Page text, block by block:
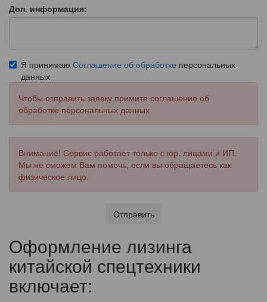
Доп. информация:
Я принимаю Соглашение об обработке персональных
данных
Чтобы отправить заявку примите соглашение об
обработке персональных данных
Внимание! Сервис работает только с юр. лицами и ИП.
Мы не сможем Вам помочь, если вы обращаетесь как
физическое лицо.
Отправить
Оформление лизинга
китайской спецтехники
включает: